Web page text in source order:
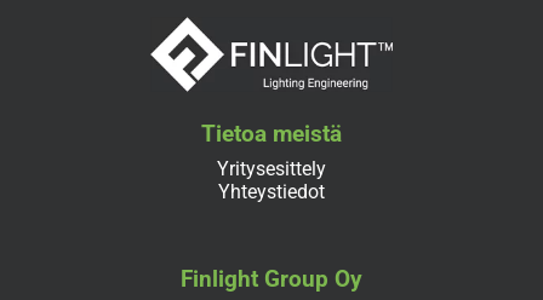
Tietoa meistä
Yritysesittely
Yhteystiedot
Finlight Group Oy